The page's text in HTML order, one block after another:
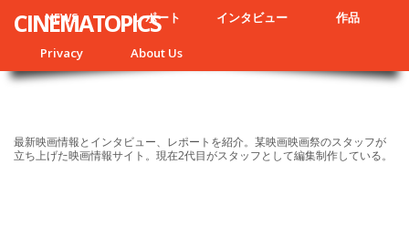
NEWS レポート インタビュー 作品
Privacy About Us
CINEMATOPICS
最新映画情報とインタビュー、レポートを紹介。某映画映画祭のスタッフが
立ち上げた映画情報サイト。現在2代目がスタッフとして編集制作している。